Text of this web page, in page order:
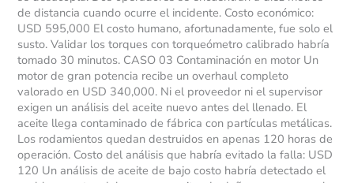
de distancia cuando ocurre el incidente. Costo económico:
USD 595,000 El costo humano, afortunadamente, fue solo el
susto. Validar los torques con torqueómetro calibrado habría
tomado 30 minutos. CASO 03 Contaminación en motor Un
motor de gran potencia recibe un overhaul completo
valorado en USD 340,000. Ni el proveedor ni el supervisor
exigen un análisis del aceite nuevo antes del llenado. El
aceite llega contaminado de fábrica con partículas metálicas.
Los rodamientos quedan destruidos en apenas 120 horas de
operación. Costo del análisis que habría evitado la falla: USD
120 Un análisis de aceite de bajo costo habría detectado el